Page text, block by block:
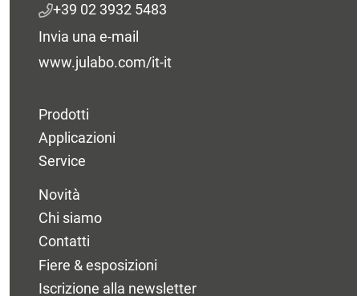
+39 02 3932 5483
Invia una e-mail
www.julabo.com/it-it
Prodotti
Applicazioni
Service
Novità
Chi siamo
Contatti
Fiere & esposizioni
Iscrizione alla newsletter